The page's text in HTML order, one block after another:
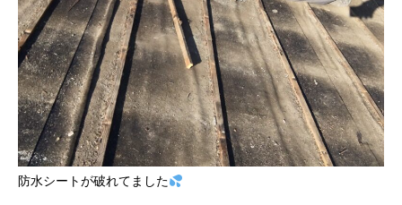
防水シートが破れてました